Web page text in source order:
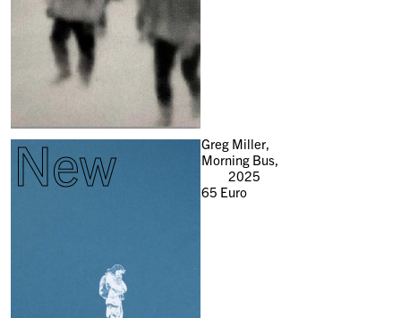
New
Greg Miller,
Morning Bus,
2025
65 Euro